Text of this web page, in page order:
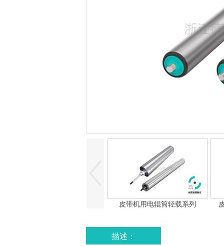
皮带机用电辊筒轻载系列
描述：